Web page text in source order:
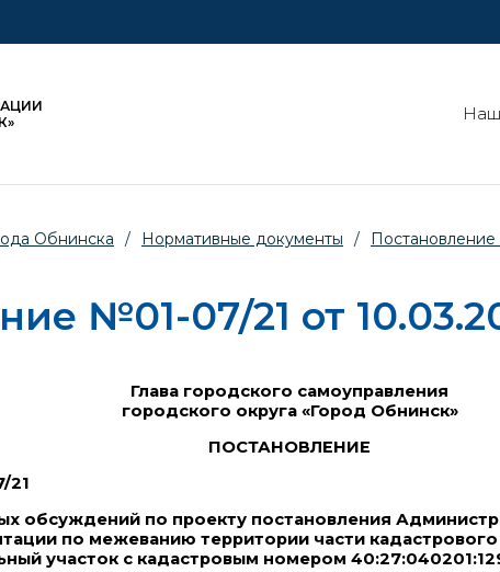
Обнинска / Нормативные документы / Постановление
№01-07/21 от
Глава городского самоуправления
городского округа «Город Обнинск»
ПОСТАНОВЛЕНИЕ
21
обсуждений по проекту постановления
по межеванию территории части кадастрового
участок с кадастровым номером